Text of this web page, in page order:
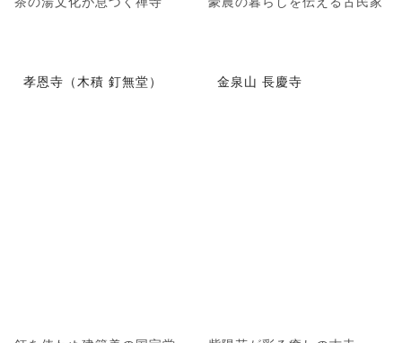
孝恩寺（木積 釘無堂） 金泉山 長慶寺